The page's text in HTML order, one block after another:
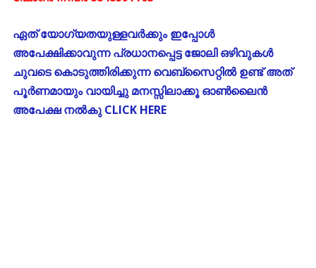
ഏത് യോഗ്യതയുള്ളവർക്കും ഇപ്പോൾ
അപേക്ഷിക്കാവുന്ന പ്രധാനപ്പെട്ട ജോലി ഒഴിവുകൾ
ചുവടെ കൊടുത്തിരിക്കുന്ന വെബ്സൈറ്റിൽ ഉണ്ട് അത്
പൂർണമായും വായിച്ചു മനസ്സിലാക്കൂ ഓൺലൈൻ
അപേക്ഷ നൽകു CLICK HERE